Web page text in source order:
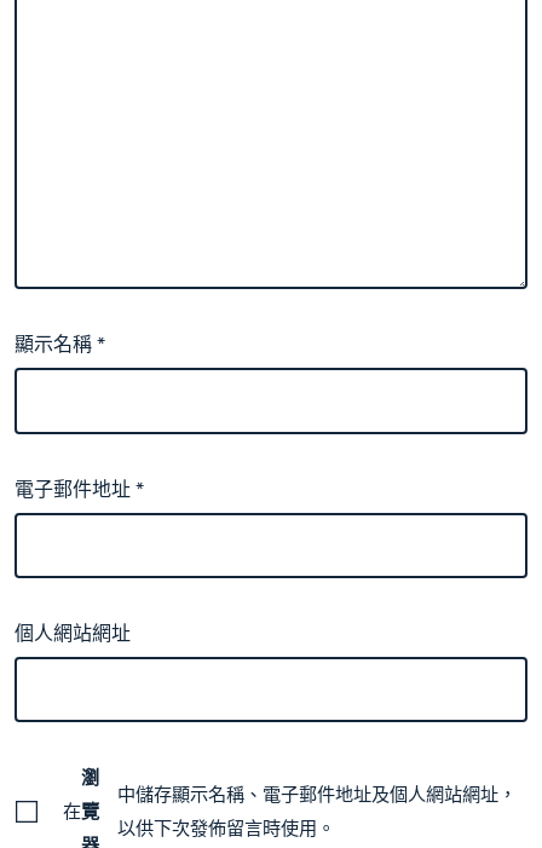
顯示名稱*
電子郵件地址*
個人網站網址
在
瀏
覽
中儲存顯示名稱、電子郵件地址及個人網站網址，
以供下次發佈留言時使用。